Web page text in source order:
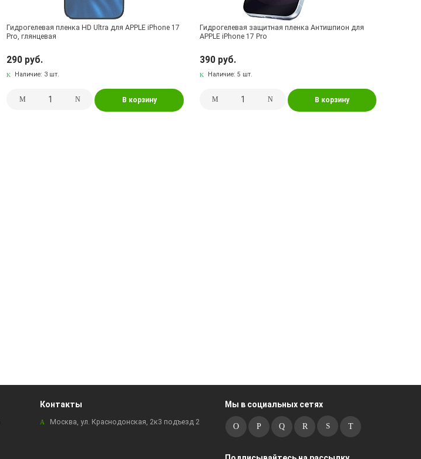
Гидрогелевая пленка HD Ultra для APPLE iPhone 17
Pro, глянцевая
290 руб.
Наличие: 3 шт.
В корзину
Гидрогелевая защитная пленка Антишпион для
APPLE iPhone 17 Pro
390 руб.
Наличие: 5 шт.
В корзину
Контакты
Москва, ул. Краснодонская, 2к3 подъезд 2
Мы в социальных сетях